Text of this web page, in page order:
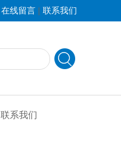
在线留言 | 联系我们
联系我们